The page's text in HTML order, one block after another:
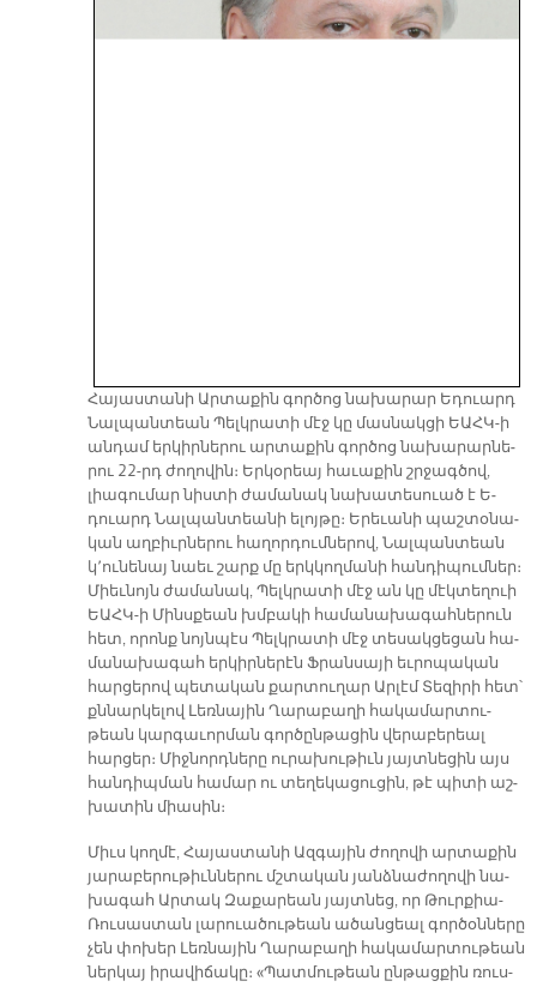
Հա­յաս­տա­նի Ար­տա­քին գոր­ծոց նա­խա­րար Ե­դուարդ
Նալ­պան­տեան Պելկ­րա­տի մէջ կը մաս­նակ­ցի ԵԱՀԿ-ի
ան­դամ եր­կիր­նե­րու ար­տա­քին գոր­ծոց նա­խա­րար­նե­
րու 22-րդ ժո­ղո­վին։ Եր­կօ­րեայ հա­ւա­քին շրջագ­ծով,
լիա­գու­մար նիս­տի ժա­մա­նակ նա­խա­տե­սուած է Ե­
դուարդ Նալ­պան­տեա­նի ե­լոյ­թը։ Ե­րե­ւա­նի պաշ­տօ­նա­
կան աղ­բիւր­նե­րու հա­ղոր­դում­նե­րով, Նալ­պան­տեան
կ՚ու­նե­նայ նաեւ շարք մը երկ­կող­մա­նի հան­դի­պում­ներ։
Միեւ­նոյն ժա­մա­նակ, Պելկ­րա­տի մէջ ան կը մէկ­տե­ղուի
ԵԱՀԿ-ի Մինս­քեան խմբա­կի հա­մա­նա­խա­գահ­նե­րուն
հետ, ո­րոնք նոյն­պէս Պելկ­րա­տի մէջ տե­սակ­ցե­ցան հա­
մա­նա­խա­գահ եր­կիր­նե­րէն Ֆրան­սա­յի եւ­րո­պա­կան
հար­ցե­րով պե­տա­կան քար­տու­ղար Ար­լէմ Տե­զի­րի հետ՝
քննար­կե­լով Լեռ­նա­յին Ղա­րա­բա­ղի հա­կա­մար­տու­
թեան կար­գա­ւոր­ման գոր­ծըն­թա­ցին վե­րա­բե­րեալ
հար­ցեր։ Միջ­նորդ­նե­րը ու­րա­խու­թիւն յայտ­նե­ցին այս
հան­դիպ­ման հա­մար ու տե­ղե­կա­ցու­ցին, թէ պի­տի աշ­
խա­տին միա­սին։
Միւս կող­մէ, Հա­յաս­տա­նի Ազ­գա­յին ժո­ղո­վի ար­տա­քին
յա­րա­բե­րու­թիւն­նե­րու մշտա­կան յանձ­նա­ժո­ղո­վի նա­
խա­գահ Ար­տակ Զա­քա­րեան յայտ­նեց, որ Թուր­քիա-
Ռու­սաս­տան լա­րուա­ծու­թեան ա­ծան­ցեալ գոր­ծօն­նե­րը
չեն փո­խեր Լեռ­նա­յին Ղա­րա­բա­ղի հա­կա­մար­տու­թեան
ներ­կայ ի­րա­վի­ճա­կը։ «Պատ­մու­թեան ըն­թաց­քին ռուս-